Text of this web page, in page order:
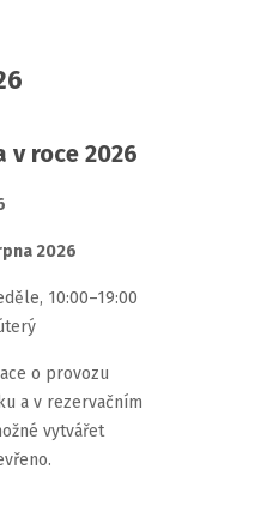
v roce 2026
2026
10:00–19:00
o provozu
a v rezervačním
vytvářet